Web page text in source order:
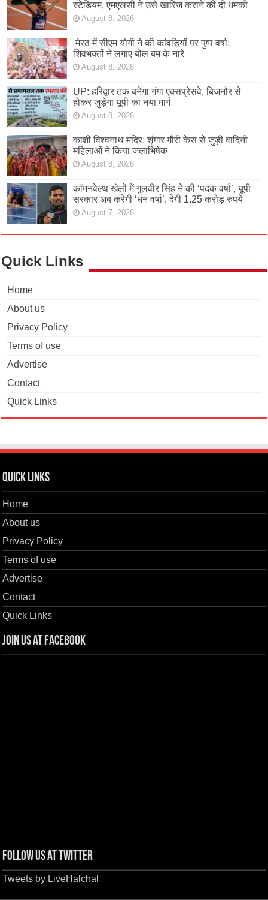
स्टेडियम, एमएलसी ने उसे खारिज कराने की दी धमकी
August 8, 2026
मेरठ में सीएम योगी ने की कांवड़ियों पर पुष्प वर्षा;
शिवभक्तों ने लगाए बोल बम के नारे
August 8, 2026
UP: हरिद्वार तक बनेगा गंगा एक्सप्रेसवे, बिजनौर से
होकर जुड़ेगा यूपी का नया मार्ग
August 8, 2026
काशी विश्वनाथ मदिर: शृंगार गौरी केस से जुड़ी वादिनी
महिलाओं ने किया जलाभिषेक
August 8, 2026
कॉमनवेल्थ खेलों में गुलवीर सिंह ने की ‘पदक वर्षा’, यूपी
सरकार अब करेगी ‘धन वर्षा’, देगी 1.25 करोड़ रुपये
August 7, 2026
Quick Links
Home
About us
Privacy Policy
Terms of use
Advertise
Contact
Quick Links
Quick Links
Home
About us
Privacy Policy
Terms of use
Advertise
Contact
Quick Links
Join us at Facebook
Follow us at Twitter
Tweets by LiveHalchal